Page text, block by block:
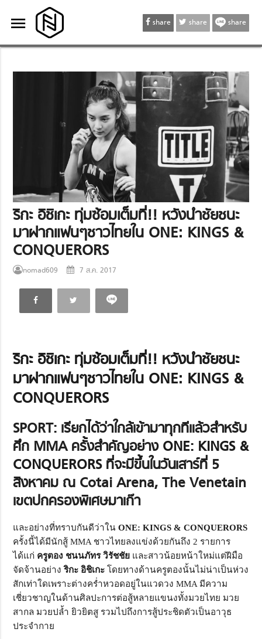
menu
menu share share share
ริกะ อิชิเกะ ทุ่มซ้อมเต็มที่!! หวังนำชัยชนะ
มาฝากแฟนๆชาวไทยใน ONE: KINGS &
CONQUERORS
nomad609 7 ส.ค. 2017
ริกะ อิชิเกะ ทุ่มซ้อมเต็มที่!! หวังนำชัยชนะ
มาฝากแฟนๆชาวไทยใน ONE: KINGS &
CONQUERORS
SPORT: เรียกได้ว่าใกล้เข้ามาทุกทีแล้วสำหรับ
ศึก MMA ครั้งสำคัญอย่างONE: KINGS &
CONQUERORSที่จะมีขึ้นในวันเสาร์ที่ 5
สิงหาคม ณ Cotai Arena, The Venetain
เขตปกครองพิเศษมาเก๊า
และอย่างที่ทราบกันดีว่าในONE: KINGS & CONQUERORS
ครั้งนี้ได้มีนักสู้ MMA ชาวไทยลงแข่งด้วยกันถึง 2 รายการ
ได้แก่ ครูตอง ชนนภัทร วิรัชชัย และสาวน้อยหน้าใหม่แต่ฝีมือ
จัดจ้านอย่างริกะ อิชิเกะ โดยทางด้านครูตองนั้นไม่น่าเป็นห่วง
สักเท่าใดเพราะต่างคร่ำหวอดอยู่ในแวดวง MMA มีความ
เชี่ยวชาญในด้านศิลปะการต่อสู้หลายแขนงทั้งมวยไทย มวย
สากล มวยปล้ำ ยิวยิตสู รวมไปถึงการสู้ประชิดตัวเป็นอาวุธ
ประจำกาย